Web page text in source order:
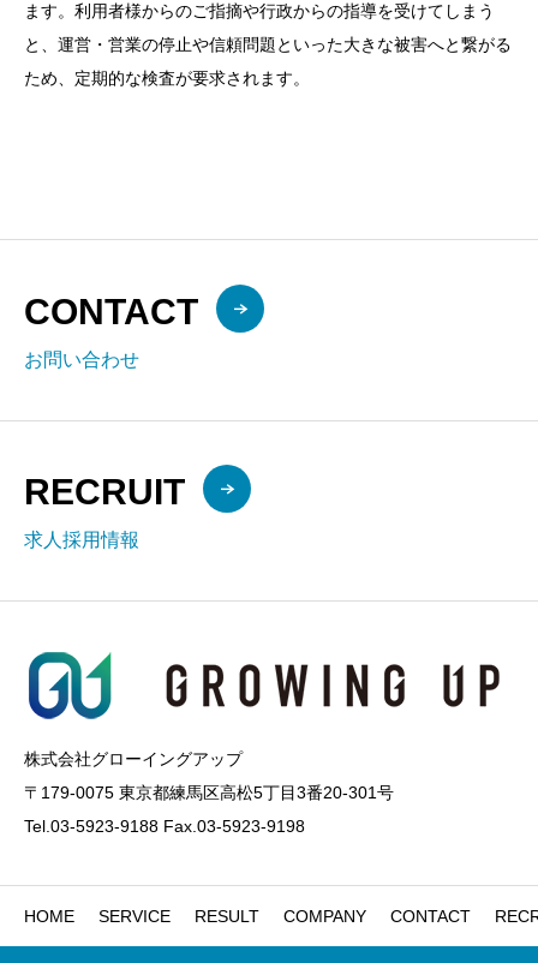
ます。 利用者様からのご指摘や行政からの指導を受けてしまう
と、運営・営業の停止や信頼問題といった大きな被害へと繋がる
ため、定期的な検査が要求されます。
CONTACT
お問い合わせ
RECRUIT
求人採用情報
株式会社グローイングアップ
〒179-0075 東京都練馬区高松5丁目3番20-301号
Tel.03-5923-9188 Fax.03-5923-9198
HOME SERVICE RESULT COMPANY CONTACT